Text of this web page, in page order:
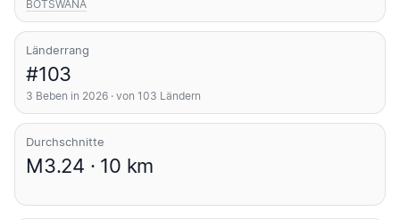
BOTSWANA
Länderrang
#103
3 Beben in 2026 · von 103 Ländern
Durchschnitte
M3.24 · 10 km